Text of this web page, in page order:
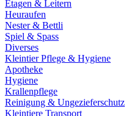
Etagen & Leitern
Heuraufen
Nester & Bettli
Spiel & Spass
Diverses
Kleintier Pflege & Hygiene
Apotheke
Hygiene
Krallenpflege
Reinigung & Ungezieferschutz
Kleintiere Transport